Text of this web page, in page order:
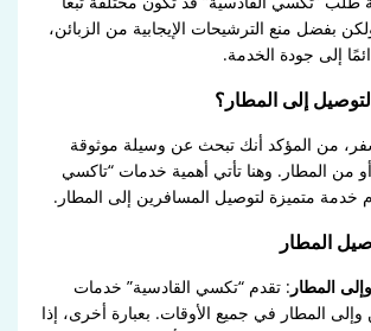
بفضل منع الترشيحات الإيجابية من الزبائن،
إلى جودة الخدمة.
إلى المطار؟
من المؤكد أنك تبحث عن وسيلة موثوقة
من المطار. وهنا تأتي أهمية خدمات “تاكسي
خدمة متميزة لتوصيل المسافرين إلى المطار.
المطار
المطار : تقدم “تكسي القادسية” خدمات
المطار في جميع الأوقات. بعبارة أخرى، إذا